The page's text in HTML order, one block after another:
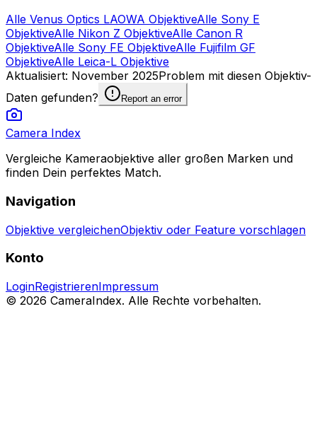
Alle Venus Optics LAOWA ObjektiveAlle Sony E
ObjektiveAlle Nikon Z ObjektiveAlle Canon R
ObjektiveAlle Sony FE ObjektiveAlle Fujifilm GF
ObjektiveAlle Leica-L Objektive
Aktualisiert: November 2025Problem mit diesen Objektiv-
Daten gefunden?
Report an error
Camera Index
Vergleiche Kameraobjektive aller großen Marken und
finden Dein perfektes Match.
Navigation
Objektive vergleichenObjektiv oder Feature vorschlagen
Konto
LoginRegistrierenImpressum
© 2026 CameraIndex. Alle Rechte vorbehalten.